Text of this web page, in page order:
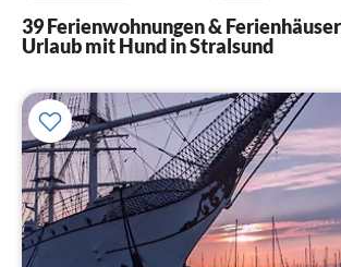
39 Ferienwohnungen &
Urlaub mit Hund in Stralsund